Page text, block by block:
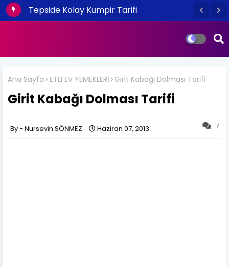
Tepside Kolay Kumpir Tarifi
Ana Sayfa ETLİ EV YEMEKLERİ Girit Kabağı Dolması Tarifi
Girit Kabağı Dolması Tarifi
7
Nursevin SÖNMEZ Haziran 07, 2013